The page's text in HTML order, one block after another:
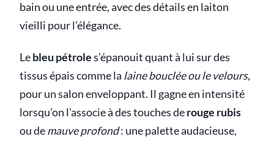
bain ou une entrée, avec des détails en laiton
vieilli pour l’élégance.
Lebleu pétroles’épanouit quant à lui sur des
tissus épais comme la laine bouclée ou le velours,
pour un salon enveloppant. Il gagne en intensité
lorsqu’on l’associe à des touches derouge rubis
ou demauve profond: une palette audacieuse,